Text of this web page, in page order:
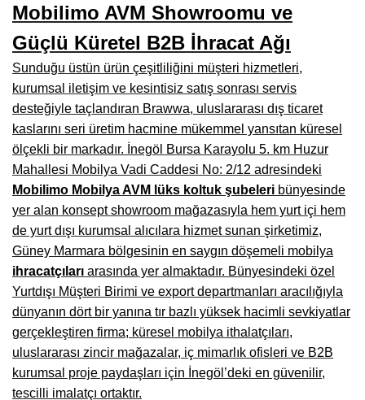
Afyon Mobilyacılar, Mobilya Mağazaları, İmalatçıları
Çanakkale Mobilyacılar, Mobilya Fabrikaları, Mağazaları
Karabağlar Mobilyacıları, Mobilya İmalatçıları, Firmaları
Aydın Mobilya Mağazaları, Firmaları, Dekorasyon Firmaları
Bilecik Mobilyacılar, Mobilya İmalatçıları, Mağazaları
Çorum Mobilyacılar, Mobilya Mağazaları, İmalatçıları
Denizli Mobilyacılar, Mobilya Üreticileri, Mağazaları
Adıyaman Mobilyacılar, Mobilya İmalatçıları, Mağazaları
Ağrı Mobilyacılar, Mobilya İmalatçıları, Mağazaları
Edirne Mobilyacilar, Mobilya İmalatçıları, Mağazaları
Erzincan Mobilyacılar, Mobilya İmalatçıları, Mağazaları
Yozgat Mobilya Mağazaları, İmalatçıları, Mobilyacıları
Mobilimo AVM Showroomu ve
Güçlü Küretel B2B İhracat Ağı
Sunduğu üstün ürün çeşitliliğini müşteri hizmetleri,
kurumsal iletişim ve kesintisiz satış sonrası servis
desteğiyle taçlandıran Brawwa, uluslararası dış ticaret
kaslarını seri üretim hacmine mükemmel yansıtan küresel
ölçekli bir markadır. İnegöl Bursa Karayolu 5. km Huzur
Mahallesi Mobilya Vadi Caddesi No: 2/12 adresindeki
Mobilimo Mobilya AVM lüks koltuk şubeleri bünyesinde
yer alan konsept showroom mağazasıyla hem yurt içi hem
de yurt dışı kurumsal alıcılara hizmet sunan şirketimiz,
Güney Marmara bölgesinin en saygın döşemeli mobilya
ihracatçıları arasında yer almaktadır. Bünyesindeki özel
Yurtdışı Müşteri Birimi ve export departmanları aracılığıyla
dünyanın dört bir yanına tır bazlı yüksek hacimli sevkiyatlar
gerçekleştiren firma; küresel mobilya ithalatçıları,
uluslararası zincir mağazalar, iç mimarlık ofisleri ve B2B
kurumsal proje paydaşları için İnegöl’deki en güvenilir,
tescilli imalatçı ortaktır.